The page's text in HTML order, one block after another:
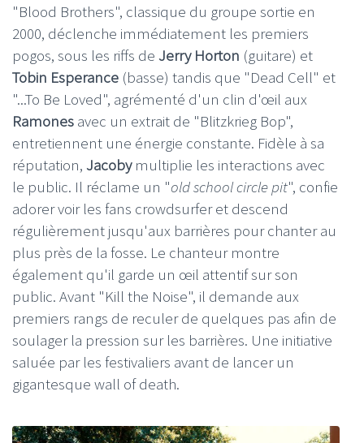
"Blood Brothers", classique du groupe sortie en
2000, déclenche immédiatement les premiers
pogos, sous les riffs de Jerry Horton (guitare) et
Tobin Esperance (basse) tandis que "Dead Cell" et
"...To Be Loved", agrémenté d'un clin d'œil aux
Ramones avec un extrait de "Blitzkrieg Bop",
entretiennent une énergie constante. Fidèle à sa
réputation, Jacobymultiplie les interactions avec
le public. Il réclame un "old school circle pit", confie
adorer voir les fans crowdsurfer et descend
régulièrement jusqu'aux barrières pour chanter au
plus près de la fosse. Le chanteur montre
également qu'il garde un œil attentif sur son
public. Avant "Kill the Noise", il demande aux
premiers rangs de reculer de quelques pas afin de
soulager la pression sur les barrières. Une initiative
saluée par les festivaliers avant de lancer un
gigantesque wall of death.